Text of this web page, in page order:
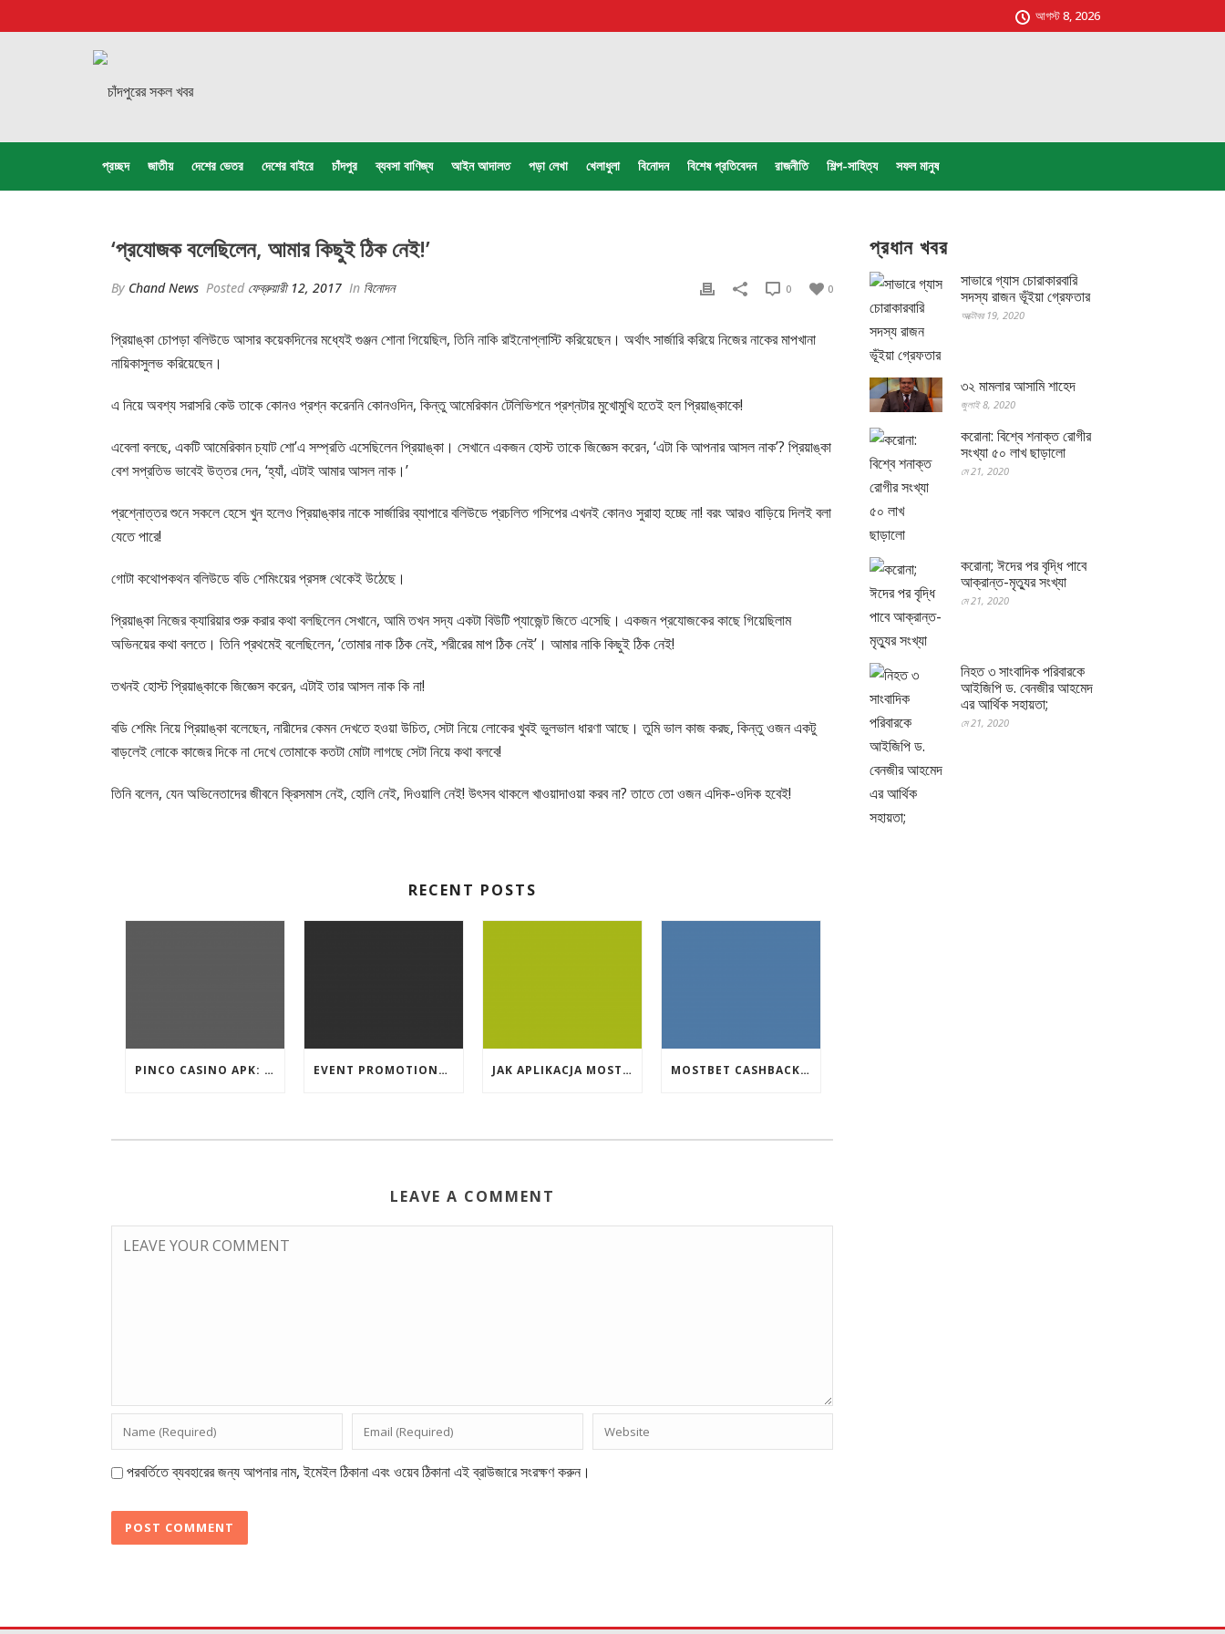
আগস্ট 8, 2026
প্রচ্ছদ জাতীয় দেশের ভেতর দেশের বাইরে চাঁদপুর ব্যবসা বাণিজ্য আইন আদালত পড়া লেখা খেলাধুলা বিনোদন বিশেষ প্রতিবেদন রাজনীতি শিল্প-সাহিত্য সফল মানুষ
‘প্রযোজক বলেছিলেন, আমার কিছুই ঠিক নেই!’
By Chand News Posted ফেব্রুয়ারী 12, 2017 In বিনোদন 0
0
প্রিয়াঙ্কা চোপড়া বলিউডে আসার কয়েকদিনের মধ্যেই গুঞ্জন শোনা গিয়েছিল, তিনি নাকি রাইনোপ্লাস্টি করিয়েছেন। অর্থাৎ সার্জারি করিয়ে নিজের নাকের মাপখানা
নায়িকাসুলভ করিয়েছেন।
এ নিয়ে অবশ্য সরাসরি কেউ তাকে কোনও প্রশ্ন করেননি কোনওদিন, কিন্তু আমেরিকান টেলিভিশনে প্রশ্নটার মুখোমুখি হতেই হল প্রিয়াঙ্কাকে!
এবেলা বলছে, একটি আমেরিকান চ্যাট শো’এ সম্প্রতি এসেছিলেন প্রিয়াঙ্কা। সেখানে একজন হোস্ট তাকে জিজ্ঞেস করেন, ‘এটা কি আপনার আসল নাক’? প্রিয়াঙ্কা
বেশ সপ্রতিভ ভাবেই উত্তর দেন, ‘হ্যাঁ, এটাই আমার আসল নাক।’
প্রশ্নোত্তর শুনে সকলে হেসে খুন হলেও প্রিয়াঙ্কার নাকে সার্জারির ব্যাপারে বলিউডে প্রচলিত গসিপের এখনই কোনও সুরাহা হচ্ছে না! বরং আরও বাড়িয়ে দিলই বলা
যেতে পারে!
গোটা কথোপকথন বলিউডে বডি শেমিংয়ের প্রসঙ্গ থেকেই উঠেছে।
প্রিয়াঙ্কা নিজের ক্যারিয়ার শুরু করার কথা বলছিলেন সেখানে, আমি তখন সদ্য একটা বিউটি প্যাজেন্ট জিতে এসেছি। একজন প্রযোজকের কাছে গিয়েছিলাম
অভিনয়ের কথা বলতে। তিনি প্রথমেই বলেছিলেন, ‘তোমার নাক ঠিক নেই, শরীরের মাপ ঠিক নেই’। আমার নাকি কিছুই ঠিক নেই!
তখনই হোস্ট প্রিয়াঙ্কাকে জিজ্ঞেস করেন, এটাই তার আসল নাক কি না!
বডি শেমিং নিয়ে প্রিয়াঙ্কা বলেছেন, নারীদের কেমন দেখতে হওয়া উচিত, সেটা নিয়ে লোকের খুবই ভুলভাল ধারণা আছে। তুমি ভাল কাজ করছ, কিন্তু ওজন একটু
বাড়লেই লোকে কাজের দিকে না দেখে তোমাকে কতটা মোটা লাগছে সেটা নিয়ে কথা বলবে!
তিনি বলেন, যেন অভিনেতাদের জীবনে ক্রিসমাস নেই, হোলি নেই, দিওয়ালি নেই! উৎসব থাকলে খাওয়াদাওয়া করব না? তাতে তো ওজন এদিক-ওদিক হবেই!
RECENT POSTS
PINCO CASINO APK: OYUN SEÇIMLƏRININ İCMALI EVENT PROMOTIONS AT HIGHEST PAYING ONLINE CASINOS WITH BEST RTP JAK APLIKACJA MOSTBET WSPIERA UŻYTKOWNIKÓW ANDROIDA? MOSTBET CASHBACK: HANGI OYUNLAR SIZI DAHA ÇOX QAZANA BILƏR?
LEAVE A COMMENT
পরবর্তিতে ব্যবহারের জন্য আপনার নাম, ইমেইল ঠিকানা এবং ওয়েব ঠিকানা এই ব্রাউজারে সংরক্ষণ করুন।
প্রধান খবর
সাভারে গ্যাস চোরাকারবারি
সদস্য রাজন ভূঁইয়া গ্রেফতার
অক্টোবর 19, 2020
৩২ মামলার আসামি শাহেদ
জুলাই 8, 2020
করোনা: বিশ্বে শনাক্ত রোগীর
সংখ্যা ৫০ লাখ ছাড়ালো
মে 21, 2020
করোনা; ঈদের পর বৃদ্ধি পাবে
আক্রান্ত-মৃত্যুর সংখ্যা
মে 21, 2020
নিহত ৩ সাংবাদিক পরিবারকে
আইজিপি ড. বেনজীর আহমেদ
এর আর্থিক সহায়তা;
মে 21, 2020